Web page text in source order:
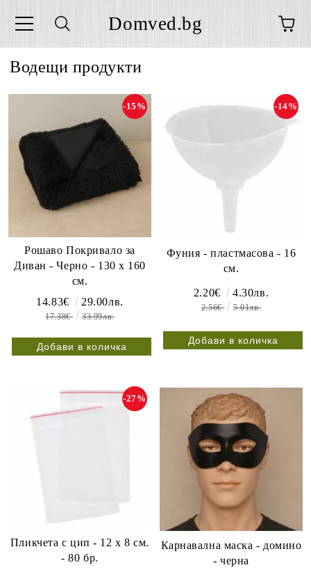
Domved.bg
Водещи продукти
Рошаво Покривало за
Диван - Черно - 130 х 160
см.
-15%
14.83€ 29.00лв.
17.38€ 33.99лв.
Фуния - пластмасова - 16
см.
-14%
2.20€ 4.30лв.
2.56€ 5.01лв.
Пликчета с цип - 12 х 8 см.
- 80 бр.
-27%
Карнавална маска - домино
- черна